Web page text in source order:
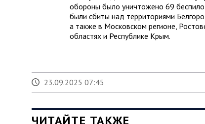
обороны было уничтожено 69
были сбиты над территориями
а также в Московском регионе,
областях и Республике Крым.
23.09.2025 07:45
ЧИТАЙТЕ ТАКЖЕ